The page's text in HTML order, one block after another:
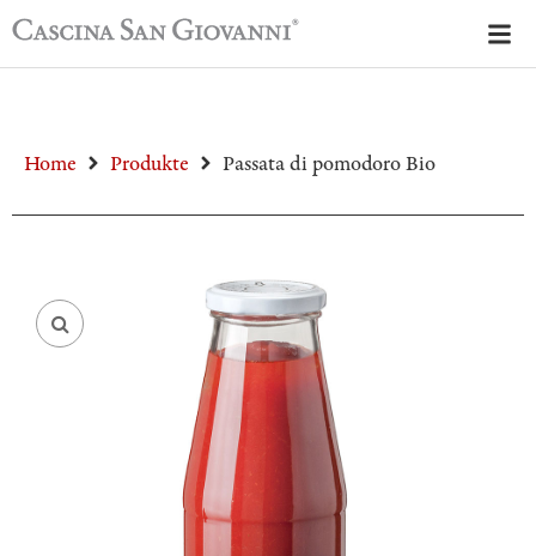
Home Produkte Passata di pomodoro Bio